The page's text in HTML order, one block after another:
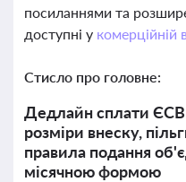
посиланнями та
доступні у комерційній
Стисло про головне:
Дедлайн сплати ЄСВ
розміри внеску,
правила подання
місячною формою